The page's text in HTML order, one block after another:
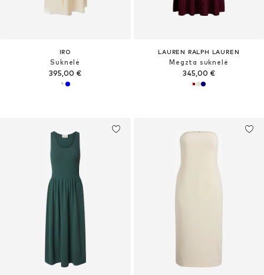
IRO
Suknelė
395,00 €
LAUREN RALPH LAUREN
Megzta suknelė
345,00 €